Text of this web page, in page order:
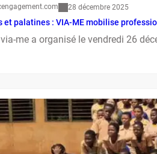
28 décembre 2025
et palatines : VIA-ME mobilise
via-me a organisé le vendredi 26